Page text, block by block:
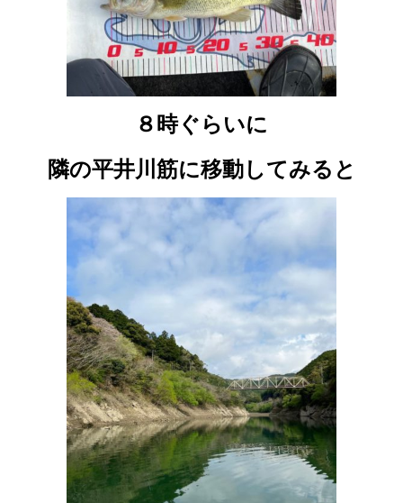
８時ぐらいに
隣の平井川筋に移動してみると